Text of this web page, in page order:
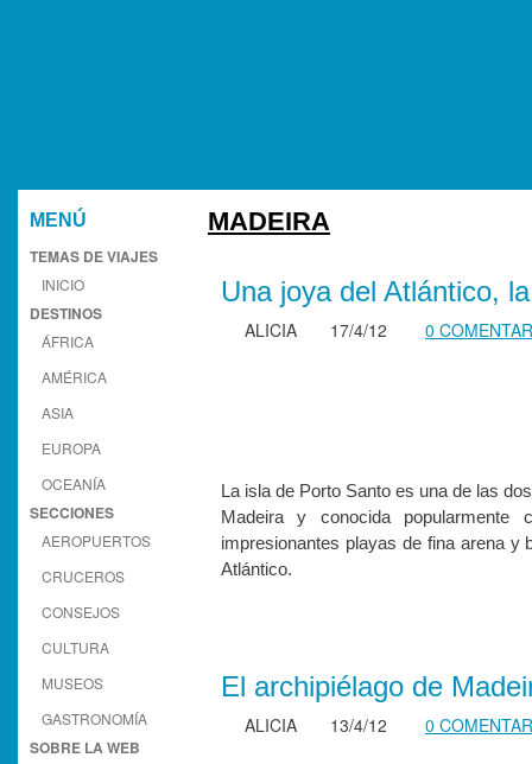
MENÚ
TEMAS DE VIAJES
INICIO
DESTINOS
ÁFRICA
AMÉRICA
ASIA
EUROPA
OCEANÍA
SECCIONES
AEROPUERTOS
CRUCEROS
CONSEJOS
CULTURA
MUSEOS
GASTRONOMÍA
SOBRE LA WEB
MADEIRA
Una joya del Atlántico,
ALICIA 17/4/12 0
La isla de Porto Santo es una de las
Madeira y conocida
impresionantes playas de fina arena y
Atlántico.
El archipiélago de
ALICIA 13/4/12 0